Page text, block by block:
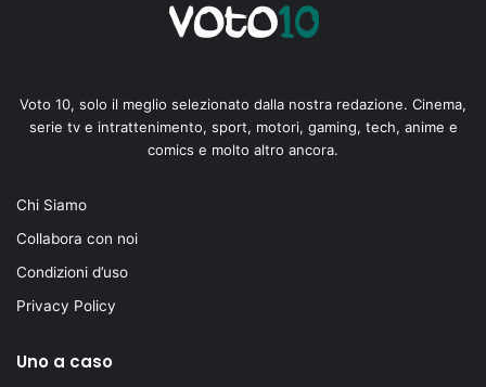
Voto 10, solo il meglio selezionato dalla nostra redazione. Cinema,
serie tv e intrattenimento, sport, motori, gaming, tech, anime e
comics e molto altro ancora.
Chi Siamo
Collabora con noi
Condizioni d’uso
Privacy Policy
Uno a caso